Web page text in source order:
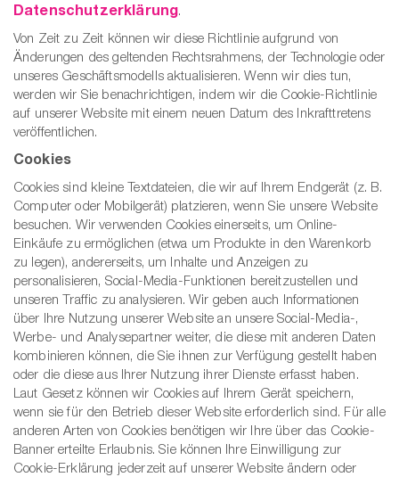
Datenschutzerklärung.
Von Zeit zu Zeit können wir diese Richtlinie aufgrund von
Änderungen des geltenden Rechtsrahmens, der Technologie oder
unseres Geschäftsmodells aktualisieren. Wenn wir dies tun,
werden wir Sie benachrichtigen, indem wir die Cookie-Richtlinie
auf unserer Website mit einem neuen Datum des Inkrafttretens
veröffentlichen.
Cookies
Cookies sind kleine Textdateien, die wir auf Ihrem Endgerät (z. B.
Computer oder Mobilgerät) platzieren, wenn Sie unsere Website
besuchen. Wir verwenden Cookies einerseits, um Online-
Einkäufe zu ermöglichen (etwa um Produkte in den Warenkorb
zu legen), andererseits, um Inhalte und Anzeigen zu
personalisieren, Social-Media-Funktionen bereitzustellen und
unseren Traffic zu analysieren. Wir geben auch Informationen
über Ihre Nutzung unserer Website an unsere Social-Media-,
Werbe- und Analysepartner weiter, die diese mit anderen Daten
kombinieren können, die Sie ihnen zur Verfügung gestellt haben
oder die diese aus Ihrer Nutzung ihrer Dienste erfasst haben.
Laut Gesetz können wir Cookies auf Ihrem Gerät speichern,
wenn sie für den Betrieb dieser Website erforderlich sind. Für alle
anderen Arten von Cookies benötigen wir Ihre über das Cookie-
Banner erteilte Erlaubnis. Sie können Ihre Einwilligung zur
Cookie-Erklärung jederzeit auf unserer Website ändern oder